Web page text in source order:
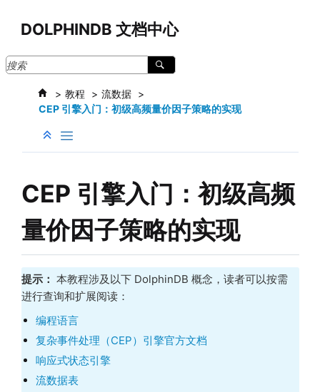
DOLPHINDB 文档中心
教程
流数据
CEP 引擎入门：初级高频量价因子策略的实现
CEP 引擎入门：初级高频
量价因子策略的实现
提示： 本教程涉及以下 DolphinDB 概念，读者可以按需
进行查询和扩展阅读：
编程语言
复杂事件处理（CEP）引擎官方文档
响应式状态引擎
流数据表